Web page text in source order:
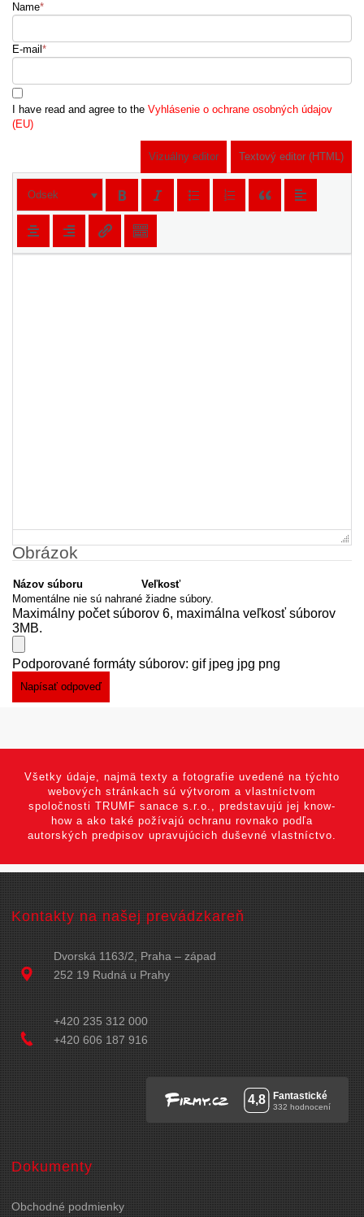
Name*
E-mail *
I have read and agree to the Vyhlásenie o ochrane osobných údajov
(EU)
Vizuálny editor Textový editor (HTML)
Odsek
Obrázok
Názov súboru
Veľkosť
Momentálne nie sú nahrané žiadne súbory.
Maximálny počet súborov 6, maximálna veľkosť súborov
3MB.
Podporované formáty súborov: gif jpeg jpg png
Všetky údaje, najmä texty a fotografie uvedené na týchto
webových stránkach sú výtvorom a vlastníctvom
spoločnosti TRUMF sanace s.r.o., predstavujú jej know-
how a ako také požívajú ochranu rovnako podľa
autorských predpisov upravujúcich duševné vlastníctvo.
Kontakty na našej prevádzkareň
Dvorská 1163/2, Praha – západ
252 19 Rudná u Prahy
+420 235 312 000
+420 606 187 916
Dokumenty
Obchodné podmienky